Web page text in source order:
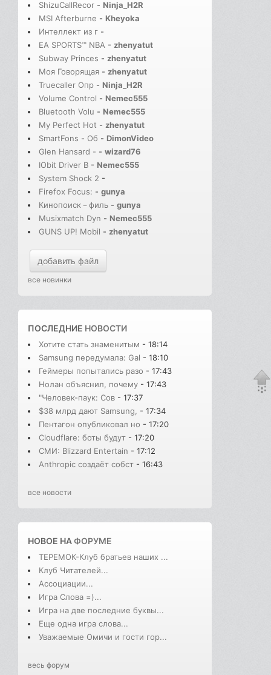
ShizuCallRecor - Ninja_H2R
MSI Afterburne - Kheyoka
Интеллект из г -
EA SPORTS™ NBA - zhenyatut
Subway Princes - zhenyatut
Моя Говорящая - zhenyatut
Truecaller Опр - Ninja_H2R
Volume Control - Nemec555
Bluetooth Volu - Nemec555
My Perfect Hot - zhenyatut
SmartFons - Об - DimonVideo
Glen Hansard - - wizard76
IObit Driver B - Nemec555
System Shock 2 -
Firefox Focus: - gunya
Кинопоиск－филь - gunya
Musixmatch Dyn - Nemec555
GUNS UP! Mobil - zhenyatut
добавить файл
все новинки
ПОСЛЕДНИЕ НОВОСТИ
Хотите стать знаменитым - 18:14
Samsung передумала: Gal - 18:10
Геймеры попытались разо - 17:43
Нолан объяснил, почему - 17:43
"Человек-паук: Сов - 17:37
$38 млрд дают Samsung, - 17:34
Пентагон опубликовал но - 17:20
Cloudflare: боты будут - 17:20
СМИ: Blizzard Entertain - 17:12
Anthropic создаёт собст - 16:43
все новости
НОВОЕ НАФОРУМЕ
ТЕРЕМОК-Клуб братьев наших ...
Клуб Читателей...
Ассоциации...
Игра Слова =)...
Игра на две последние буквы...
Еще одна игра слова...
Уважаемые Омичи и гости гор...
весь форум